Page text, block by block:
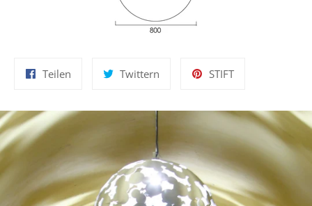
Teilen Twittern STIFTAuf